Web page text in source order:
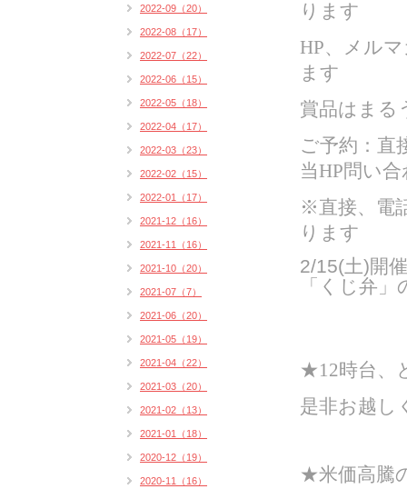
ります
HP、メル
ます
賞品はまる
ご予約：直
当HP問い
※直接、電
ります
2/15(土)開
「くじ弁
★12時台、
是非お越し
★米価高騰
2022-09（20）
2022-08（17）
2022-07（22）
2022-06（15）
2022-05（18）
2022-04（17）
2022-03（23）
2022-02（15）
2022-01（17）
2021-12（16）
2021-11（16）
2021-10（20）
2021-07（7）
2021-06（20）
2021-05（19）
2021-04（22）
2021-03（20）
2021-02（13）
2021-01（18）
2020-12（19）
2020-11（16）